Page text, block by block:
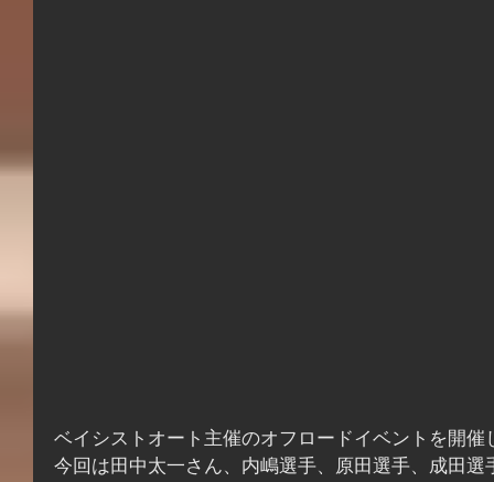
ベイシストオート主催のオフロードイベントを開催
今回は田中太一さん、内嶋選手、原田選手、成田